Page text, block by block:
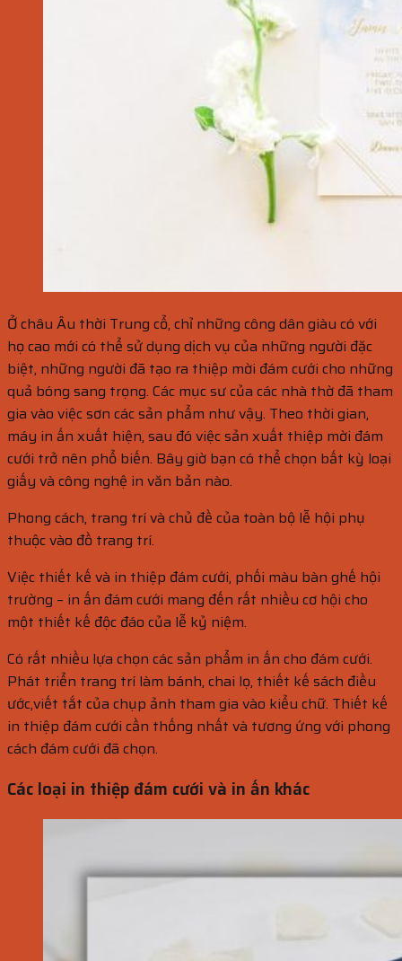
Ở châu Âu thời Trung cổ, chỉ những công dân giàu có với
họ cao mới có thể sử dụng dịch vụ của những người đặc
biệt, những người đã tạo ra thiệp mời đám cưới cho những
quả bóng sang trọng. Các mục sư của các nhà thờ đã tham
gia vào việc sơn các sản phẩm như vậy. Theo thời gian,
máy in ấn xuất hiện, sau đó việc sản xuất thiệp mời đám
cưới trở nên phổ biến. Bây giờ bạn có thể chọn bất kỳ loại
giấy và công nghệ in văn bản nào.
Phong cách, trang trí và chủ đề của toàn bộ lễ hội phụ
thuộc vào đồ trang trí.
Việc thiết kế và in thiệp đám cưới, phối màu bàn ghế hội
trường – in ấn đám cưới mang đến rất nhiều cơ hội cho
một thiết kế độc đáo của lễ kỷ niệm.
Có rất nhiều lựa chọn các sản phẩm in ấn cho đám cưới.
Phát triển trang trí làm bánh, chai lọ, thiết kế sách điều
ước,viết tắt của chụp ảnh tham gia vào kiểu chữ. Thiết kế
in thiệp đám cưới cần thống nhất và tương ứng với phong
cách đám cưới đã chọn.
Các loại in thiệp đám cưới và in ấn khác